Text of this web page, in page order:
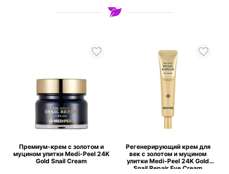
Премиум-крем с золотом и
муцином улитки Medi-Peel 24K
Gold Snail Cream
Регенерирующий крем для
век с золотом и муцином
улитки Medi-Peel 24K Gold
Snail Repair Eye Cream